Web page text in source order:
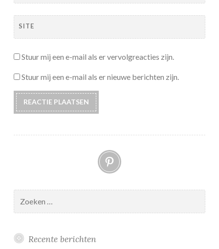
SITE
Stuur mij een e-mail als er vervolgreacties zijn.
Stuur mij een e-mail als er nieuwe berichten zijn.
Pinterest
naar:
Recente berichten